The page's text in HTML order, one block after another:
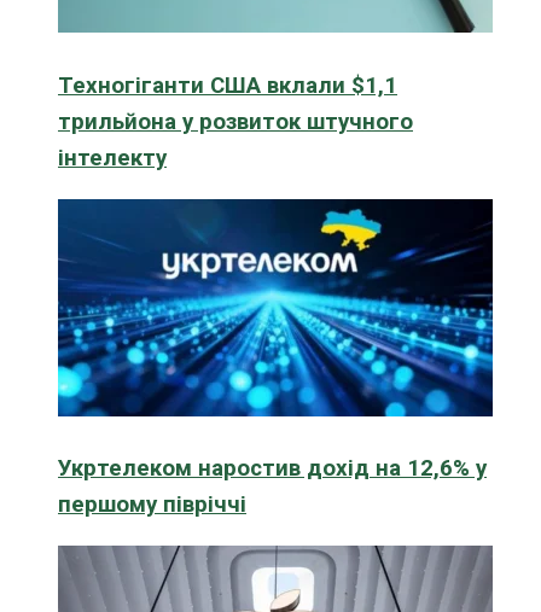
Техногіганти США вклали $1,1
трильйона у розвиток штучного
інтелекту
Укртелеком наростив дохід на 12,6% у
першому півріччі